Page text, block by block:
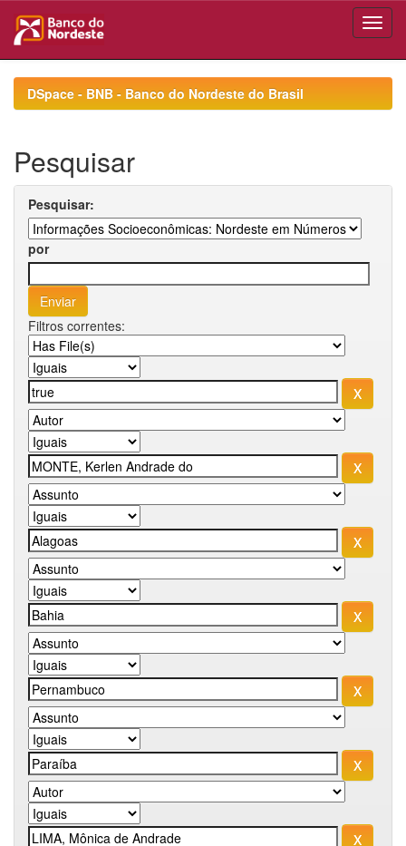
navigationDSpace - BNB - Banco do Nordeste do Brasil
Pesquisar
Pesquisar:
por
Filtros correntes: